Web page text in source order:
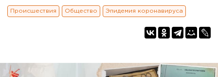
Происшествия Общество Эпидемия коронавируса